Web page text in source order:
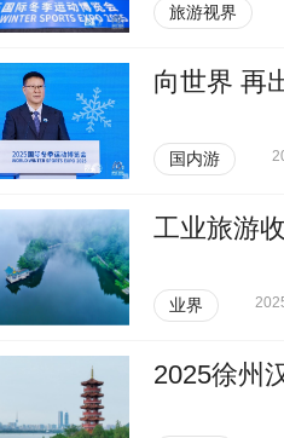
旅游视界
向世界 再
国内游
工业旅游
业界
2025徐州